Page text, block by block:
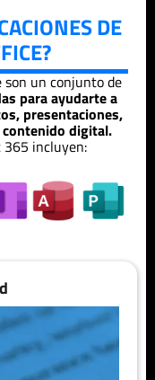
DE
son un conjunto de
para ayudarte a
presentaciones,
digital.
365 incluyen: